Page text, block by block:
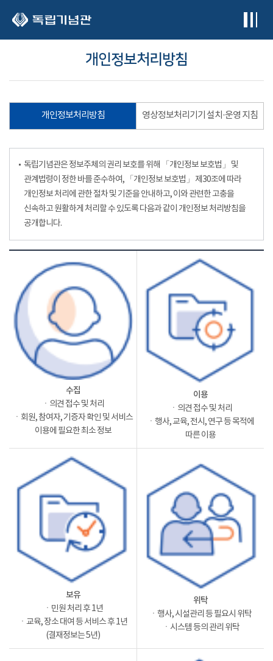
개인정보처리방침
개인정보처리방침 영상정보처리기기 설치·운영 지침
독립기념관은 정보주체의 권리 보호를 위해 「개인정보 보호법」 및
관계법령이 정한 바를 준수하여, 「개인정보 보호법」 제30조에 따라
개인정보 처리에 관한 절차 및 기준을 안내하고, 이와 관련한 고충을
신속하고 원활하게 처리할 수 있도록 다음과 같이 개인정보 처리방침을
공개합니다.
수집
ㆍ의견 접수 및 처리
ㆍ회원, 참여자, 기증자 확인 및 서비스
이용에 필요한 최소 정보
이용
ㆍ의견 접수 및 처리
ㆍ행사, 교육, 전시, 연구 등 목적에
따른 이용
보유
ㆍ민원 처리 후 1년
ㆍ교육, 장소 대여 등 서비스 후 1년
(결재정보는 5년)
위탁
ㆍ행사, 시설관리 등 필요시 위탁
ㆍ시스템 등의 관리 위탁